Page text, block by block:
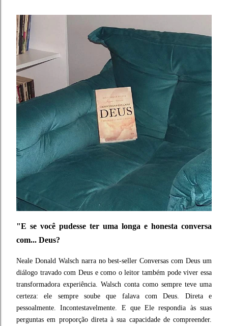
"E se você pudesse ter uma longa e honesta conversa
com... Deus?
Neale Donald Walsch narra no best-seller Conversas com Deus um
diálogo travado com Deus e como o leitor também pode viver essa
transformadora experiência. Walsch conta como sempre teve uma
certeza: ele sempre soube que falava com Deus. Direta e
pessoalmente. Incontestavelmente. E que Ele respondia às suas
perguntas em proporção direta à sua capacidade de compreender.